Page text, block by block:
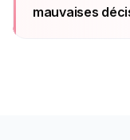
mauvaises